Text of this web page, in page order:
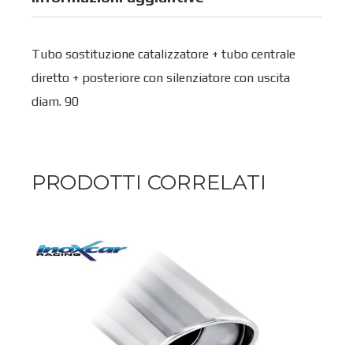
Tubo sostituzione catalizzatore + tubo centrale
diretto + posteriore con silenziatore con uscita
diam. 90
PRODOTTI CORRELATI